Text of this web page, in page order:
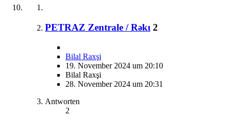
PETRAZ Zentrale / Rəkı 2
Bilal Raxşi
19. November 2024 um 20:10
Bilal Raxşi
28. November 2024 um 20:31
Antworten
2